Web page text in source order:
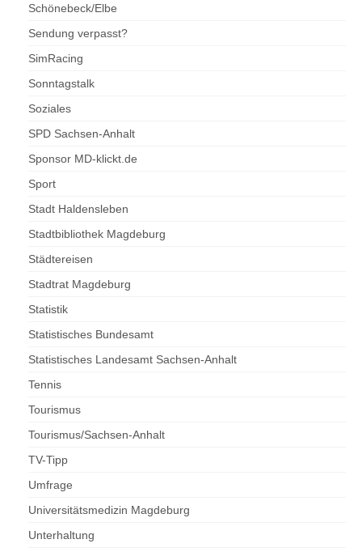
Schönebeck/Elbe
Sendung verpasst?
SimRacing
Sonntagstalk
Soziales
SPD Sachsen-Anhalt
Sponsor MD-klickt.de
Sport
Stadt Haldensleben
Stadtbibliothek Magdeburg
Städtereisen
Stadtrat Magdeburg
Statistik
Statistisches Bundesamt
Statistisches Landesamt Sachsen-Anhalt
Tennis
Tourismus
Tourismus/Sachsen-Anhalt
TV-Tipp
Umfrage
Universitätsmedizin Magdeburg
Unterhaltung